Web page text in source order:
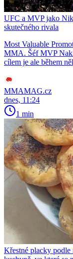
UFC a MVP jako
skutečného rivala
Most Valuable
MMA. Šéf MVP
cílem je ale během
MMAMAG.cz
dnes, 11:24
1 min
Křestné placky